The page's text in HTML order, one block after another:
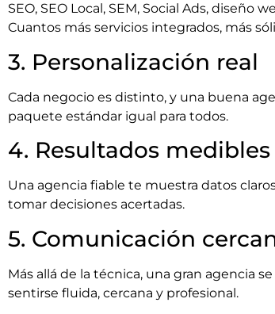
SEO, SEO Local, SEM, Social Ads,
Cuantos más servicios integrados, más
3. Personalización real
Cada negocio es distinto, y una buena
paquete estándar igual para todos.
4. Resultados
Una agencia fiable te muestra datos
tomar decisiones acertadas.
5. Comunicación
Más allá de la técnica, una gran agencia
sentirse fluida, cercana y profesional.